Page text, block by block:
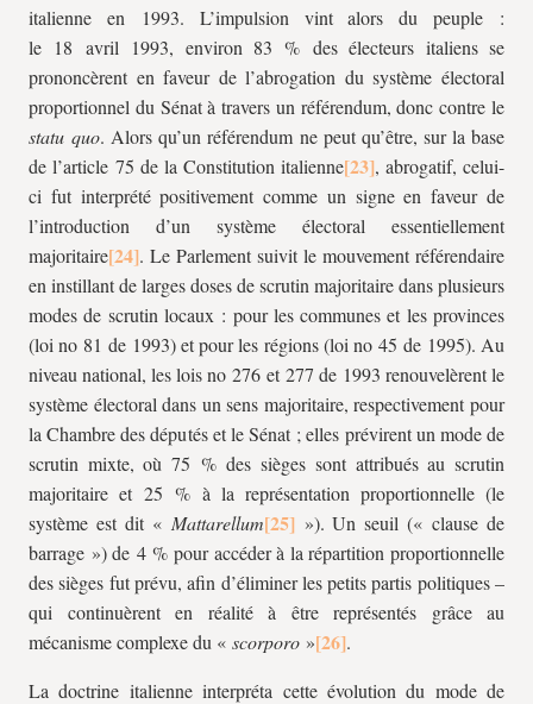
italienne en 1993. L’impulsion vint alors du peuple :
le 18 avril 1993, environ 83 % des électeurs italiens se
prononcèrent en faveur de l’abrogation du système électoral
proportionnel du Sénat à travers un référendum, donc contre le
statu quo. Alors qu’un référendum ne peut qu’être, sur la base
de l’article 75 de la Constitution italienne
, abrogatif, celui-
ci fut interprété positivement comme un signe en faveur de
l’introduction d’un système électoral essentiellement
majoritaire
. Le Parlement suivit le mouvement référendaire
en instillant de larges doses de scrutin majoritaire dans plusieurs
modes de scrutin locaux : pour les communes et les provinces
(loi no 81 de 1993) et pour les régions (loi no 45 de 1995). Au
niveau national, les lois no 276 et 277 de 1993 renouvelèrent le
système électoral dans un sens majoritaire, respectivement pour
la Chambre des députés et le Sénat ; elles prévirent un mode de
scrutin mixte, où 75 % des sièges sont attribués au scrutin
majoritaire et 25 % à la représentation proportionnelle (le
système est dit « Mattarellum
»). Un seuil (« clause de
barrage ») de 4 % pour accéder à la répartition proportionnelle
des sièges fut prévu, afin d’éliminer les petits partis politiques –
qui continuèrent en réalité à être représentés grâce au
mécanisme complexe du « scorporo »
.
La doctrine italienne interpréta cette évolution du mode de